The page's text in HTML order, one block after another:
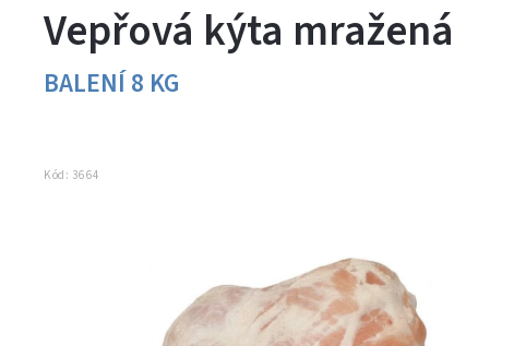
Vepřová kýta mražená
BALENÍ 8 KG
Kód: 3664